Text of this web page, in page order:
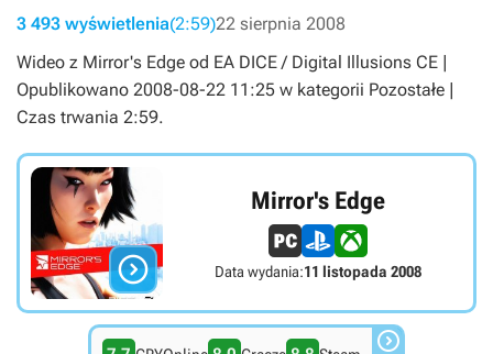
3 493 wyświetlenia(2:59)22 sierpnia 2008
Wideo z Mirror's Edge od EA DICE / Digital Illusions CE |
Opublikowano 2008-08-22 11:25 w kategorii Pozostałe |
Czas trwania 2:59.

Mirror's Edge
Data wydania:11 listopada 2008
